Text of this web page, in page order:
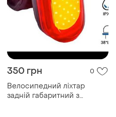
350 грн 0
Велосипедний ліхтар
задній габаритний з